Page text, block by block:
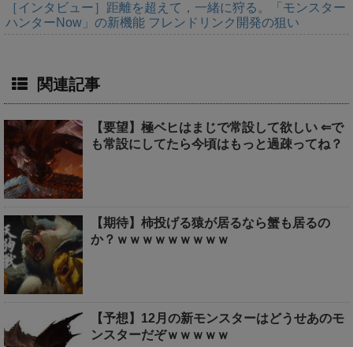
［インタビュー］距離を超えて，一緒に狩る。「モンスター
ハンターNow」の新機能 フレンドリンク開発の狙い
関連記事
【要望】極ベヒはまじで常設して欲しい ⇐で
も常設にしてたら今頃はもっと過疎ってね？
【期待】柿投げる猿が居るなら蟹も居るの
か？ｗｗｗｗｗｗｗｗｗ
【予想】12月の新モンスターはどうせあのモ
ンスターだぞｗｗｗｗｗ